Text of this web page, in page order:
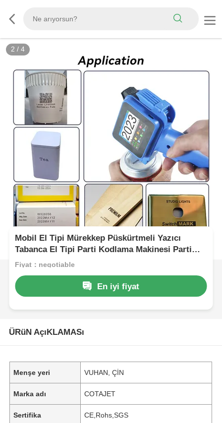
2 / 4
Mobil El Tipi Mürekkep Püskürtmeli Yazıcı
Tabanca El Tipi Parti Kodlama Makinesi Parti
Numaraları İçin
Fiyat：negotiable
En iyi fiyat
ÜRüN AçıKLAMASı
Menşe yeri VUHAN, ÇİN
Marka adı COTAJET
Sertifika CE,Rohs,SGS